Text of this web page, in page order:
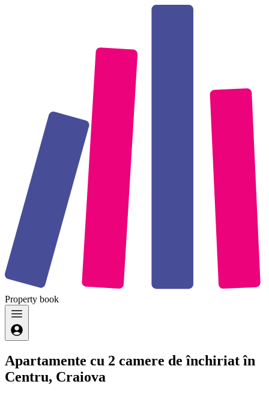
Property book
Apartamente cu 2 camere de închiriat în
Centru, Craiova